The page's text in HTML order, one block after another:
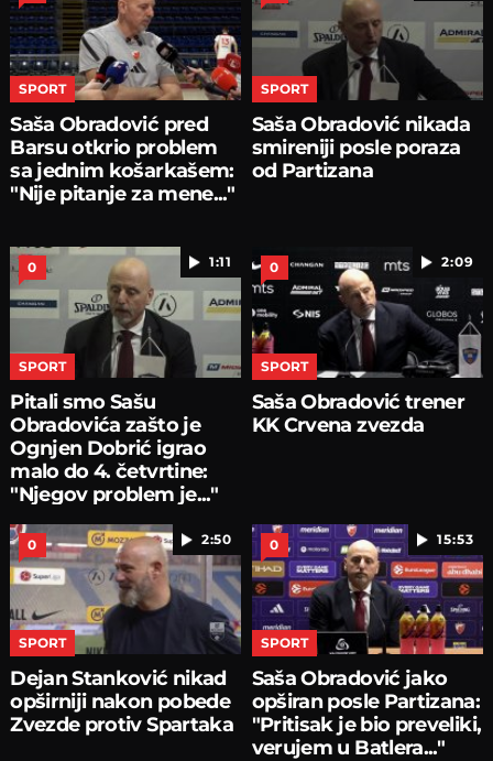
SPORT
Saša Obradović pred
Barsu otkrio problem
sa jednim košarkašem:
"Nije pitanje za mene..."
SPORT
Saša Obradović nikada
smireniji posle poraza
od Partizana
1:11
0
SPORT
Pitali smo Sašu
Obradovića zašto je
Ognjen Dobrić igrao
malo do 4. četvrtine:
"Njegov problem je..."
2:09
0
SPORT
Saša Obradović trener
KK Crvena zvezda
2:50
0
SPORT
Dejan Stanković nikad
opširniji nakon pobede
Zvezde protiv Spartaka
15:53
0
SPORT
Saša Obradović jako
opširan posle Partizana:
"Pritisak je bio preveliki,
verujem u Batlera..."